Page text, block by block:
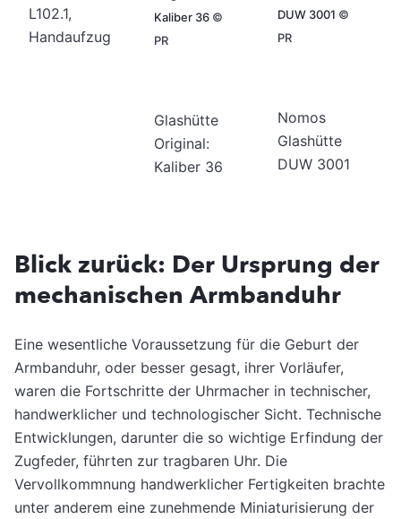
L102.1,
Handaufzug
Kaliber 36 ©
PR
Glashütte
Original:
Kaliber 36
DUW 3001 ©
PR
Nomos
Glashütte
DUW 3001
Blick zurück: Der Ursprung der
mechanischen Armbanduhr
Eine wesentliche Voraussetzung für die Geburt der
Armbanduhr, oder besser gesagt, ihrer Vorläufer,
waren die Fortschritte der Uhrmacher in technischer,
handwerklicher und technologischer Sicht. Technische
Entwicklungen, darunter die so wichtige Erfindung der
Zugfeder, führten zur tragbaren Uhr. Die
Vervollkommnung handwerklicher Fertigkeiten brachte
unter anderem eine zunehmende Miniaturisierung der